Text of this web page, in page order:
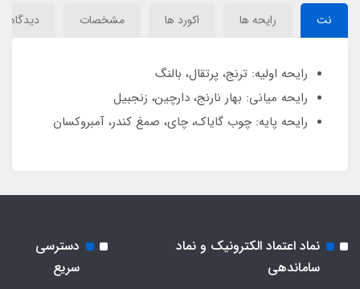
نت رایحه ها اکورد ها مشخصات دیدگاه‌ها
رایحه اولیه: ترنج، پرتقال، بالنگ
رایحه میانی: بهار نارنج، دارچین، زنجبیل
رایحه پایه: چوب گایاک، چای، صمغ کندر، آمبروکسان
نماد اعتماد الکترونیک و نماد
ساماندهی
دسترسی
سریع